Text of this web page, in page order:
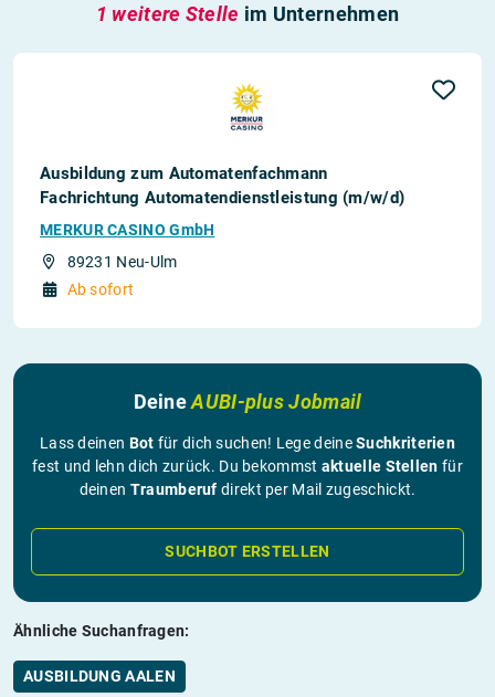
1 weitere Stelle im Unternehmen
Ausbildung zum Automatenfachmann
Fachrichtung Automatendienstleistung (m/w/d)
MERKUR CASINO GmbH
89231 Neu-Ulm
Ab sofort
DeineAUBI-plus Jobmail
Lass deinen Bot für dich suchen! Lege deineSuchkriterien
fest und lehn dich zurück. Du bekommst aktuelle Stellen für
deinen Traumberuf direkt per Mail zugeschickt.
SUCHBOT ERSTELLEN
Ähnliche Suchanfragen:
AUSBILDUNG AALEN